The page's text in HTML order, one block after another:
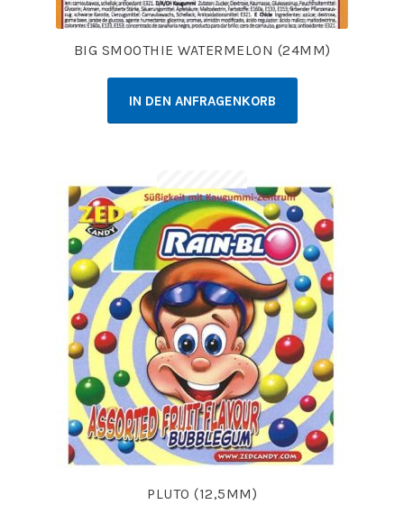
BIG SMOOTHIE WATERMELON (24MM)
IN DEN ANFRAGENKORB
PLUTO (12,5MM)